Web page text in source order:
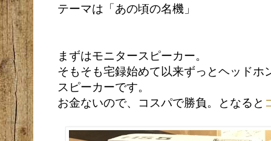
テーマは「あの頃の名機」
まずはモニタースピーカー。
そもそも宅録始めて以来ずっとヘッド
スピーカーです。
お金ないので、コスパで勝負。となると